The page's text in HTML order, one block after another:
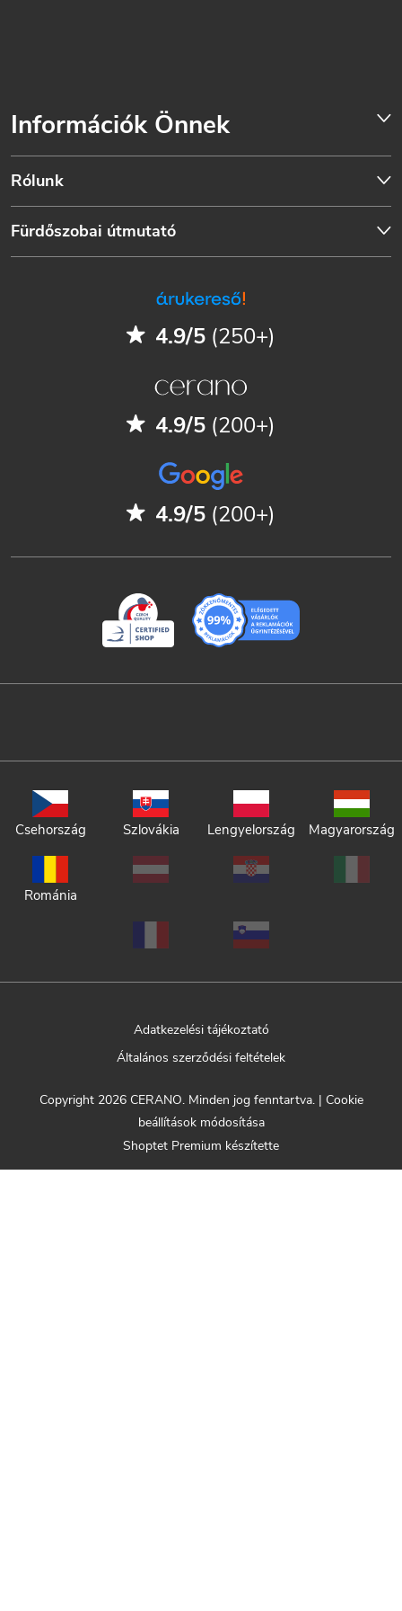
Információk Önnek
Rólunk
Fürdőszobai útmutató
4.9/5 (250+)
4.9/5 (200+)
4.9/5 (200+)
Csehország Szlovákia Lengyelország Magyarország
Románia
Adatkezelési tájékoztató
Általános szerződési feltételek
Shoptet Premium készítette
Copyright 2026 CERANO. Minden jog fenntartva. | Cookie
beállítások módosítása